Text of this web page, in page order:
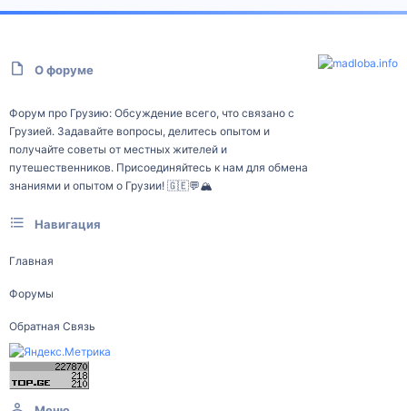
О форуме
Форум про Грузию: Обсуждение всего, что связано с
Грузией. Задавайте вопросы, делитесь опытом и
получайте советы от местных жителей и
путешественников. Присоединяйтесь к нам для обмена
знаниями и опытом о Грузии! 🇬🇪💬🏔️
Навигация
Главная
Форумы
Обратная Связь